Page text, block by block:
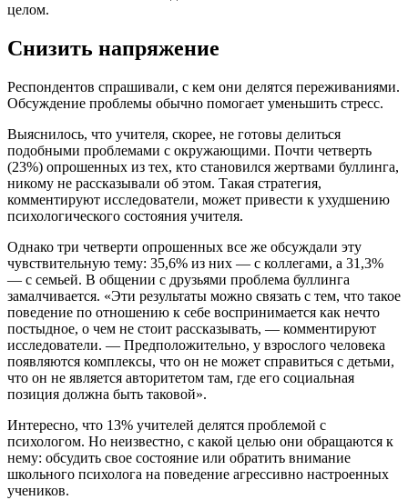
целом.
Снизить напряжение
Респондентов спрашивали, с кем они делятся переживаниями.
Обсуждение проблемы обычно помогает уменьшить стресс.
Выяснилось, что учителя, скорее, не готовы делиться
подобными проблемами с окружающими. Почти четверть
(23%) опрошенных из тех, кто становился жертвами буллинга,
никому не рассказывали об этом. Такая стратегия,
комментируют исследователи, может привести к ухудшению
психологического состояния учителя.
Однако три четверти опрошенных все же обсуждали эту
чувствительную тему: 35,6% из них — с коллегами, а 31,3%
— с семьей. В общении с друзьями проблема буллинга
замалчивается. «Эти результаты можно связать с тем, что такое
поведение по отношению к себе воспринимается как нечто
постыдное, о чем не стоит рассказывать, — комментируют
исследователи. — Предположительно, у взрослого человека
появляются комплексы, что он не может справиться с детьми,
что он не является авторитетом там, где его социальная
позиция должна быть таковой».
Интересно, что 13% учителей делятся проблемой с
психологом. Но неизвестно, с какой целью они обращаются к
нему: обсудить свое состояние или обратить внимание
школьного психолога на поведение агрессивно настроенных
учеников.